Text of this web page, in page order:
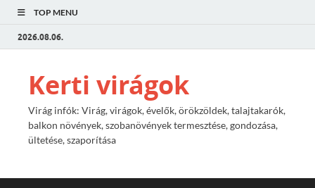
TOP MENU
2026.08.06.
Kerti virágok
Virág infók: Virág, virágok, évelők, örökzöldek, talajtakarók,
balkon növények, szobanövények termesztése, gondozása,
ültetése, szaporítása